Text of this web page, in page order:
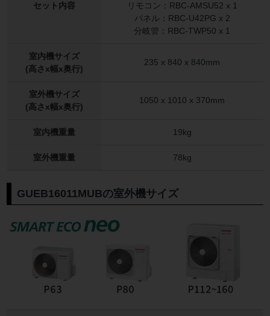
セット内容
リモコン：RBC-AMSU52 x 1
パネル：RBC-U42PG x 2
分岐管：RBC-TWP50 x 1
室内機サイズ
(高さx幅x奥行)
235 x 840 x 840mm
室外機サイズ
(高さx幅x奥行)
1050 x 1010 x 370mm
室内機重量 19kg
室外機重量 78kg
GUEB16011MUBの室外機サイズ